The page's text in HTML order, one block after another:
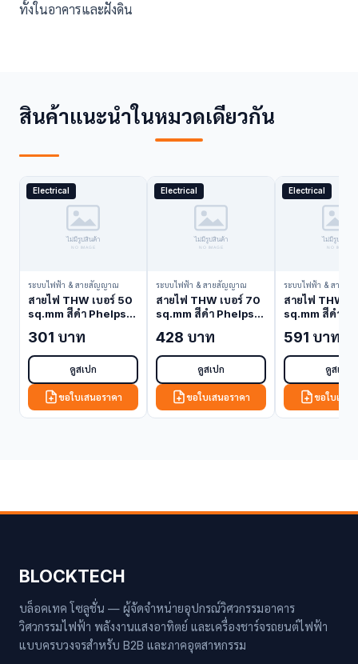
ทั้งในอาคารและฝังดิน
สินค้าแนะนำในหมวดเดียวกัน
Electrical
ระบบไฟฟ้า & สายสัญญาณ
สายไฟ THW เบอร์ 50
sq.mm สีดำ Phelps
(THW Cable)
301 บาท
ดูสเปก
ขอใบเสนอราคา
Electrical
ระบบไฟฟ้า & สายสัญญาณ
สายไฟ THW เบอร์ 70
sq.mm สีดำ Phelps
(THW Cable)
428 บาท
ดูสเปก
ขอใบเสนอราคา
Electrical
ระบบไฟฟ้า & สายสั
สายไฟ THW เ
sq.mm สีดำ
(THW Cable)
591 บาท
ดูสเปก
ขอใบเสน
BLOCKTECH
บล็อคเทค โซลูชั่น — ผู้จัดจำหน่ายอุปกรณ์วิศวกรรมอาคาร
วิศวกรรมไฟฟ้า พลังงานแสงอาทิตย์ และเครื่องชาร์จรถยนต์ไฟฟ้า
แบบครบวงจรสำหรับ B2B และภาคอุตสาหกรรม